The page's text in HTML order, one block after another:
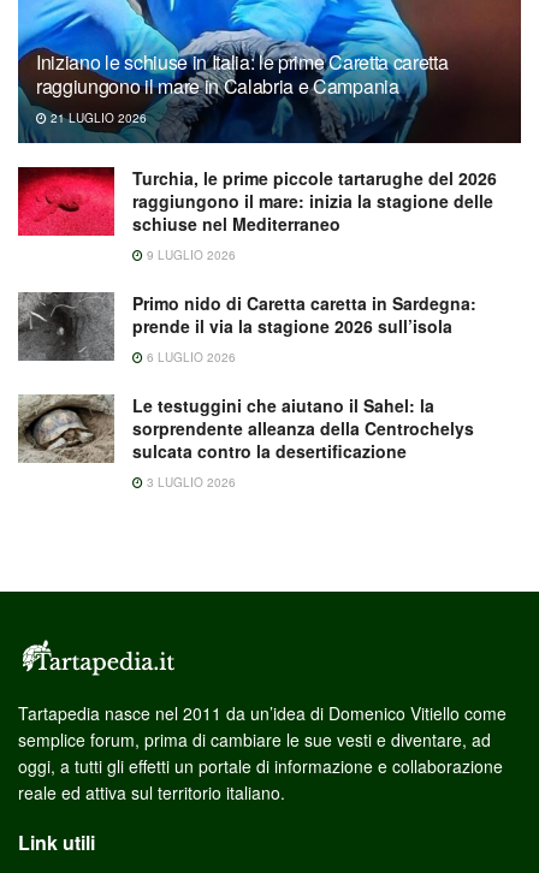
Iniziano le schiuse in Italia: le prime Caretta caretta
raggiungono il mare in Calabria e Campania
21 LUGLIO 2026
Turchia, le prime piccole tartarughe del 2026
raggiungono il mare: inizia la stagione delle
schiuse nel Mediterraneo
9 LUGLIO 2026
Primo nido di Caretta caretta in Sardegna:
prende il via la stagione 2026 sull’isola
6 LUGLIO 2026
Le testuggini che aiutano il Sahel: la
sorprendente alleanza della Centrochelys
sulcata contro la desertificazione
3 LUGLIO 2026
Tartapedia nasce nel 2011 da un’idea di Domenico Vitiello come
semplice forum, prima di cambiare le sue vesti e diventare, ad
oggi, a tutti gli effetti un portale di informazione e collaborazione
reale ed attiva sul territorio italiano.
Link utili